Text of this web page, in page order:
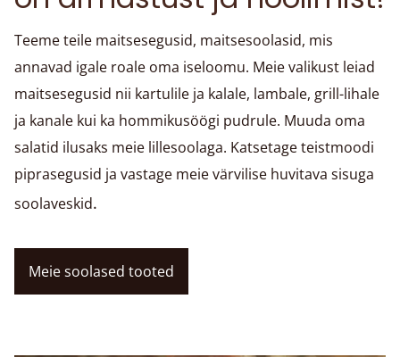
Teeme teile maitsesegusid, maitsesoolasid, mis
annavad igale roale oma iseloomu. Meie valikust leiad
maitsesegusid nii kartulile ja kalale, lambale, grill-lihale
ja kanale kui ka hommikusöögi pudrule. Muuda oma
salatid ilusaks meie lillesoolaga. Katsetage teistmoodi
piprasegusid ja vastage meie värvilise huvitava sisuga
soolaveskid.
Meie soolased tooted